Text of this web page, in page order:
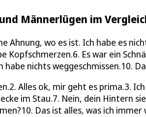
Männerlügen im
Ahnung, wo es ist. Ich habe es
Kopfschmerzen.6. Es war ein
habe nichts weggeschmissen.10.
Alles ok, mir geht es prima.3.
im Stau.7. Nein, dein Hintern
Das ist alles, was ich immer